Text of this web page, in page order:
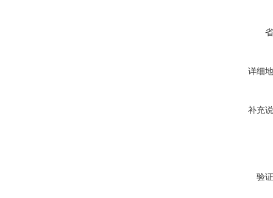
详细
补充
验